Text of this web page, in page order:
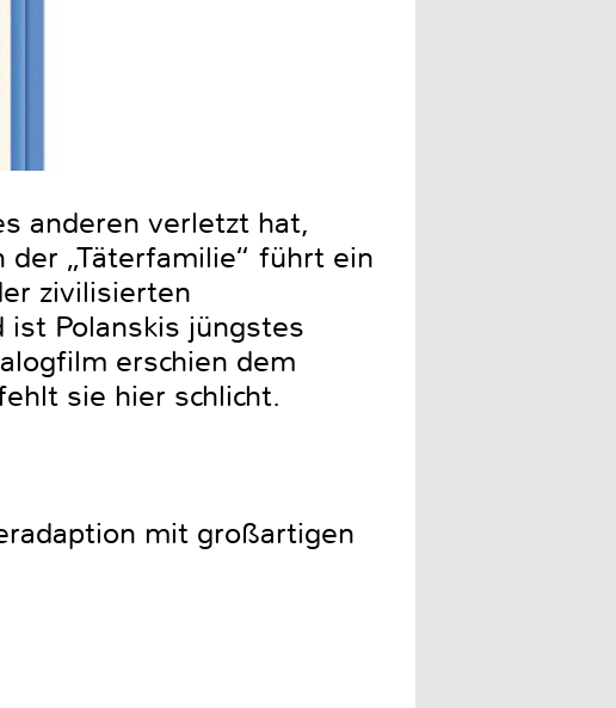
anderen verletzt hat,
„Täterfamilie“ führt ein
zivilisierten
Polanskis jüngstes
erschien dem
sie hier schlicht.
mit großartigen